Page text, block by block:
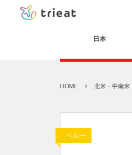
日本
HOME 北米・中南米
ペルー